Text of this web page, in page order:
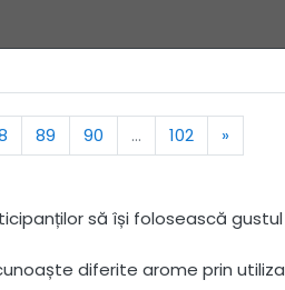
89 90 … 102 »Next
să își folosească
diferite arome prin